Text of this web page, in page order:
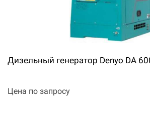
Дизельный генератор Denyo DA
Цена по запросу